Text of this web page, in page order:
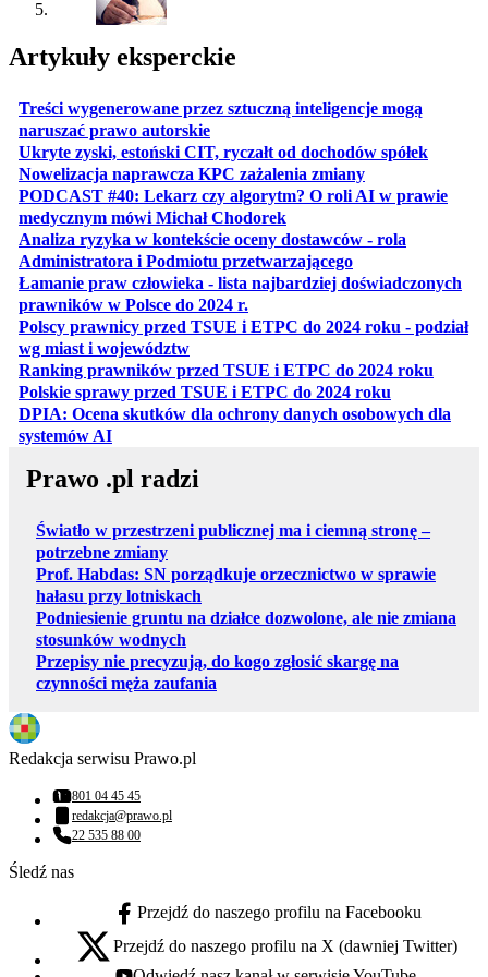
Artykuły eksperckie
Treści wygenerowane przez sztuczną inteligencje mogą
naruszać prawo autorskieotwiera się w nowej karcie
Ukryte zyski, estoński CIT, ryczałt od dochodów spółekotwiera
Nowelizacja naprawcza KPC zażalenia zmianyotwiera się w
PODCAST #40: Lekarz czy algorytm? O roli AI w prawie
medycznym mówi Michał Chodorekotwiera się w nowej karcie
Analiza ryzyka w kontekście oceny dostawców - rola
Administratora i Podmiotu przetwarzającegootwiera się w
Łamanie praw człowieka - lista najbardziej doświadczonych
prawników w Polsce do 2024 r.
Polscy prawnicy przed TSUE i ETPC do 2024 roku - podział
wg miast i województwotwiera się w nowej karcie
Ranking prawników przed TSUE i ETPC do 2024 roku
Polskie sprawy przed TSUE i ETPC do 2024 roku
DPIA: Ocena skutków dla ochrony danych osobowych dla
systemów AIotwiera się w nowej karcie
Prawo .pl radzi
Światło w przestrzeni publicznej ma i ciemną stronę –
potrzebne zmiany
Prof. Habdas: SN porządkuje orzecznictwo w sprawie
hałasu przy lotniskach
Podniesienie gruntu na działce dozwolone, ale nie zmiana
stosunków wodnych
Przepisy nie precyzują, do kogo zgłosić skargę na
czynności męża zaufania
Redakcja serwisu Prawo.pl
Numer telefonu:
801 04 45 45
Adres email:
redakcja@prawo.pl
Numer telefonu:
22 535 88 00
Śledź nas
facebook - otwiera się w nowej karcie
Przejdź do naszego profilu na Facebooku
x - otwiera się w nowej karcie
Przejdź do naszego profilu na X (dawniej Twitter)